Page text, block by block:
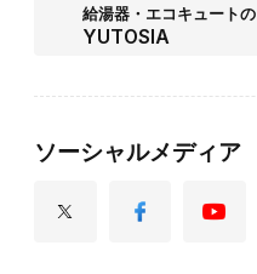
給湯器・エコキュートの
YUTOSIA
ソーシャルメディア